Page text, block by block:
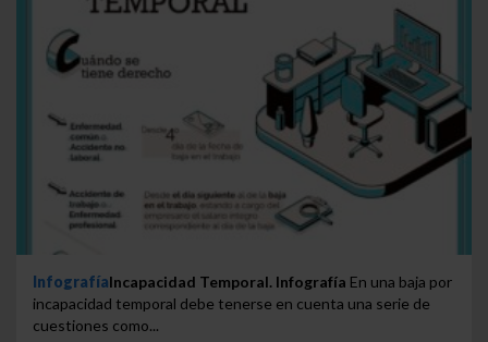
Saber más acerca de las cookies
InfografíaIncapacidad Temporal. Infografía En una baja por
incapacidad temporal debe tenerse en cuenta una serie de
cuestiones como...